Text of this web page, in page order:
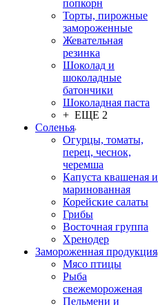
попкорн
Торты, пирожные
замороженные
Жевательная
резинка
Шоколад и
шоколадные
батончики
Шоколадная паста
+ ЕЩЕ 2
Соленья
Огурцы, томаты,
перец, чеснок,
черемша
Капуста квашеная и
маринованная
Корейские салаты
Грибы
Восточная группа
Хренодер
Замороженная продукция
Мясо птицы
Рыба
свежемороженая
Пельмени и